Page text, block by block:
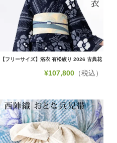
【フリーサイズ】浴衣 有松絞り 2026 古典花
¥107,800（税込）